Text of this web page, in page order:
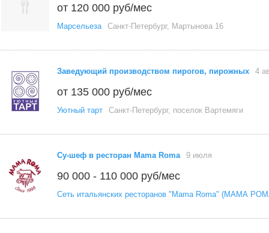
от 120 000 руб/мес
Марсельеза Санкт-Петербург, Мартынова 16
Заведующий производством пирогов, пирожных 4
от 135 000 руб/мес
Уютный тарт Санкт-Петербург, поселок Вартемяги
Су-шеф в ресторан Mama Roma 9 июля
90 000 - 110 000 руб/мес
Сеть итальянских ресторанов "Mama Roma" (МАМА